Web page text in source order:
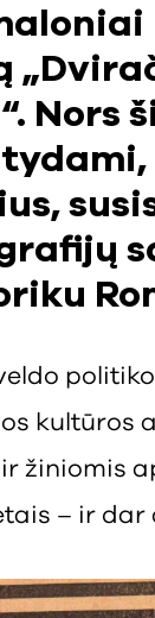
Nors
kultūros
žiniomis
– ir dar